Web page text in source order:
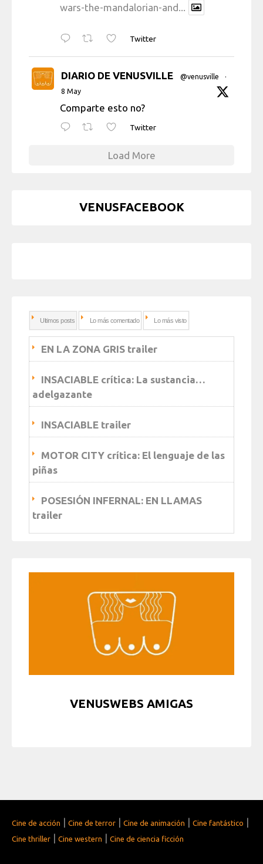
wars-the-mandalorian-and...
Twitter
DIARIO DE VENUSVILLE @venusville
·
8 May
Comparte esto no?
Twitter
Load More
VENUSFACEBOOK
Ultimos posts Lo más comentado Lo más visto
EN LA ZONA GRIS trailer
INSACIABLE crítica: La sustancia…
adelgazante
INSACIABLE trailer
MOTOR CITY crítica: El lenguaje de las
piñas
POSESIÓN INFERNAL: EN LLAMAS
trailer
VENUSWEBS AMIGAS
Cine de acción | Cine de terror | Cine de animación | Cine fantástico |
Cine thriller | Cine western | Cine de ciencia ficción